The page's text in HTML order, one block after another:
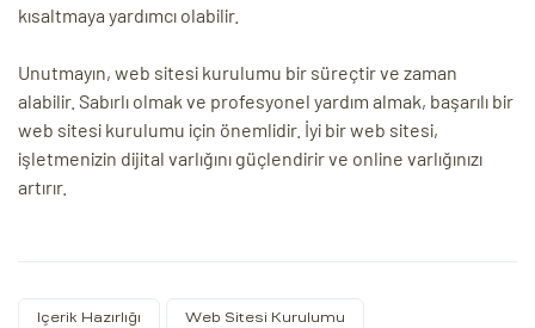
kısaltmaya yardımcı olabilir.
Unutmayın, web sitesi kurulumu bir süreçtir ve zaman
alabilir. Sabırlı olmak ve profesyonel yardım almak, başarılı bir
web sitesi kurulumu için önemlidir. İyi bir web sitesi,
işletmenizin dijital varlığını güçlendirir ve online varlığınızı
artırır.
Içerik Hazırlığı Web Sitesi Kurulumu